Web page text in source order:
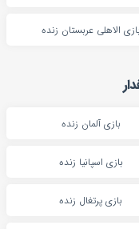
بازی الاهلی عربستان زنده
بازی آلمان زنده
بازی اسپانیا زنده
بازی پرتغال زنده